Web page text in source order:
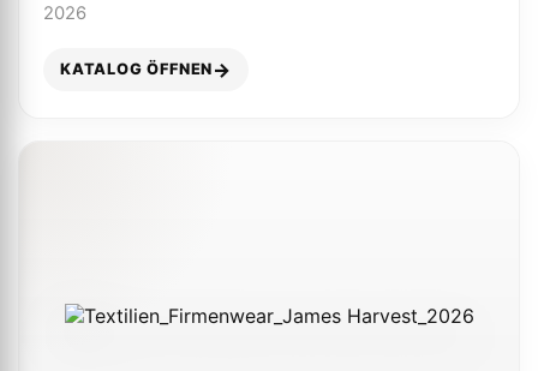
2026
KATALOG ÖFFNEN